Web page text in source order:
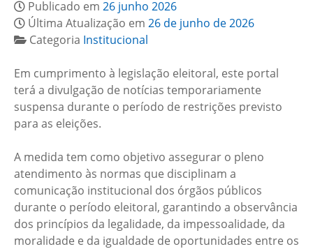
Publicado em 26 junho 2026
Última Atualização em 26 de junho de 2026
Categoria Institucional
Em cumprimento à legislação eleitoral, este portal
terá a divulgação de notícias temporariamente
suspensa durante o período de restrições previsto
para as eleições.
A medida tem como objetivo assegurar o pleno
atendimento às normas que disciplinam a
comunicação institucional dos órgãos públicos
durante o período eleitoral, garantindo a observância
dos princípios da legalidade, da impessoalidade, da
moralidade e da igualdade de oportunidades entre os